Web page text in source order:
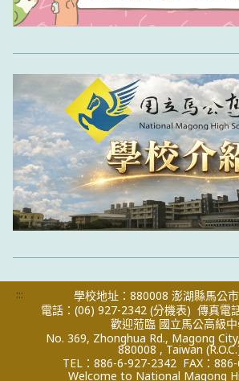
:::
學校地址：880008 澎湖縣馬公
電話：(06) 927-2342 (分機表) 傳真電
歡迎蒞臨 國立馬公高級
No. 369, Zhonghua Rd., Magong
880008 , Taiwan
TEL：886-6-927-2342 FAX：
Welcome to National Magong